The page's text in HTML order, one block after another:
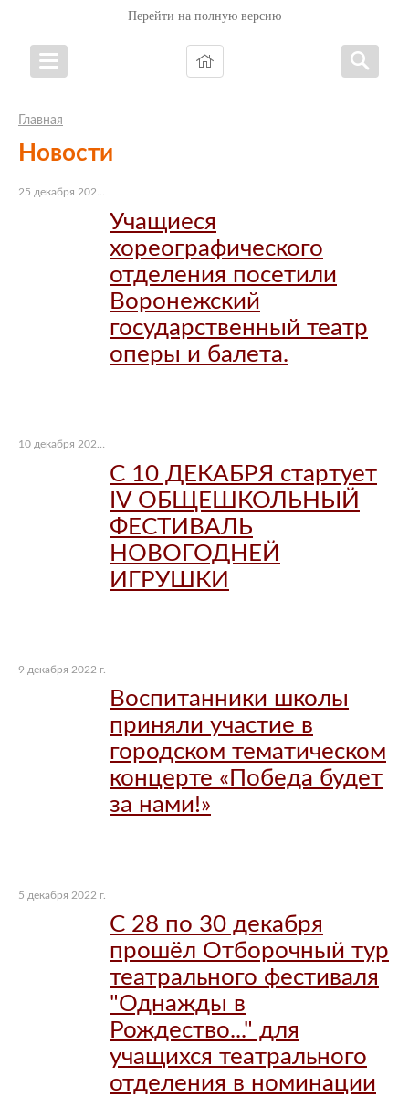
Перейти на полную версию
Главная
Новости
25 декабря 2022 г.
Учащиеся
хореографического
отделения посетили
Воронежский
государственный театр
оперы и балета.
С 10 ДЕКАБРЯ стартует
IV ОБЩЕШКОЛЬНЫЙ
ФЕСТИВАЛЬ
НОВОГОДНЕЙ
ИГРУШКИ
9 декабря 2022 г.
Воспитанники школы
приняли участие в
городском тематическом
концерте «Победа будет
за нами!»
5 декабря 2022 г.
С 28 по 30 декабря
прошёл Отборочный тур
театрального фестиваля
"Однажды в
Рождество..." для
учащихся театрального
отделения в номинации